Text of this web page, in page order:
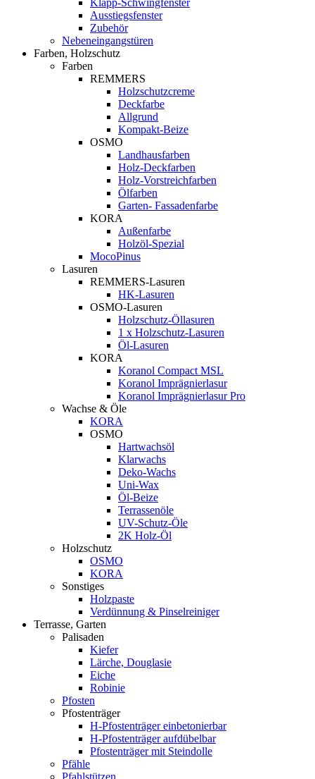
Klapp-Schwingfenster
Ausstiegsfenster
Zubehör
Nebeneingangstüren
Farben, Holzschutz
Farben
REMMERS
Holzschutzcreme
Deckfarbe
Allgrund
Kompakt-Beize
OSMO
Landhausfarben
Holz-Deckfarben
Holz-Vorstreichfarben
Ölfarben
Garten- Fassadenfarbe
KORA
Außenfarbe
Holzöl-Spezial
MocoPinus
Lasuren
REMMERS-Lasuren
HK-Lasuren
OSMO-Lasuren
Holzschutz-Öllasuren
1 x Holzschutz-Lasuren
Öl-Lasuren
KORA
Koranol Compact MSL
Koranol Imprägnierlasur
Koranol Imprägnierlasur Pro
Wachse & Öle
KORA
OSMO
Hartwachsöl
Klarwachs
Deko-Wachs
Uni-Wax
Öl-Beize
Terrassenöle
UV-Schutz-Öle
2K Holz-Öl
Holzschutz
OSMO
KORA
Sonstiges
Holzpaste
Verdünnung & Pinselreiniger
Terrasse, Garten
Palisaden
Kiefer
Lärche, Douglasie
Eiche
Robinie
Pfosten
Pfostenträger
H-Pfostenträger einbetonierbar
H-Pfostenträger aufdübelbar
Pfostenträger mit Steindolle
Pfähle
Pfahlstützen